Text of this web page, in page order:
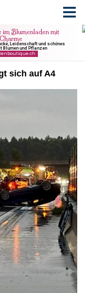
sich auf A4